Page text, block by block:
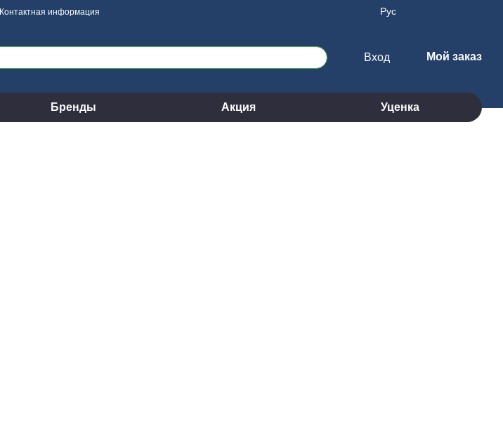
Контактная информация Рус
Вход Мой заказ
Бренды Акция Уценка